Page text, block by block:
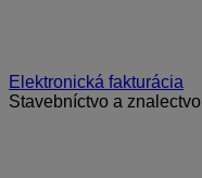
Elektronická fakturácia
Stavebníctvo a znalectvo